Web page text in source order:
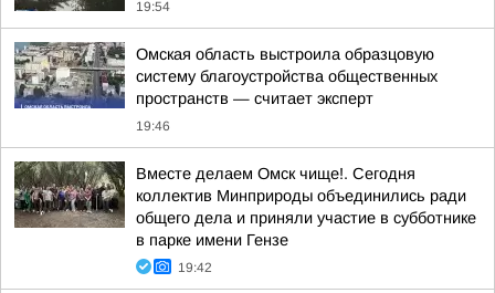
19:54
Омская область выстроила образцовую
систему благоустройства общественных
пространств — считает эксперт
19:46
Вместе делаем Омск чище!. Сегодня
коллектив Минприроды объединились ради
общего дела и приняли участие в субботнике
в парке имени Гензе
19:42